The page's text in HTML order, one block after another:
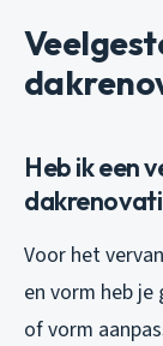
Heb ik een
Voor het
en vorm heb
of vorm